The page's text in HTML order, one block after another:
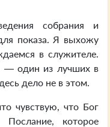
собрания и
показа. Я выхожу
в служителе.
— один из лучших в
дело не в этом.
чувствую, что Бог
которое